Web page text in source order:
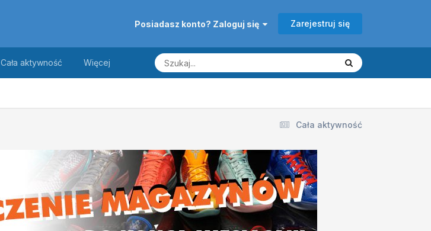
Posiadasz konto? Zaloguj się Zarejestruj się
Cała aktywność Więcej
Cała aktywność